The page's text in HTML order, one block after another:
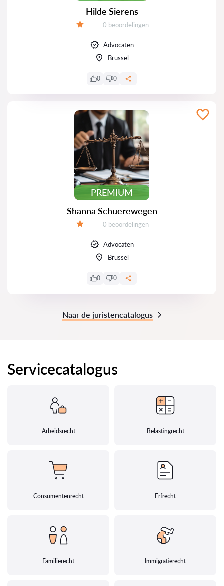
Hilde Sierens
Beoordelingen:
0 beoordelingen
Advocaten
Brussel
0 0
PREMIUM
Shanna Schuerewegen
Beoordelingen:
0 beoordelingen
Advocaten
Brussel
0 0
Naar de juristencatalogus
Servicecatalogus
Arbeidsrecht Belastingrecht
Consumentenrecht Erfrecht
Familierecht Immigratierecht